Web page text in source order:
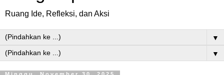
Ruang Ide, Refleksi, dan Aksi
▼
▼